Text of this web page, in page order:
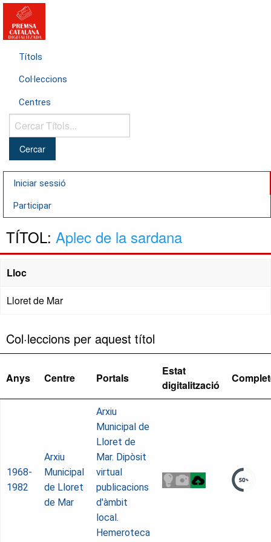
Títols
Col·leccions
Centres
Cercar
Títols...
Iniciar sessió
Participar
TÍTOL: Aplec de la sardana
Lloc
Lloret de Mar
Col·leccions per aquest títol
Anys Centre Portals
Estat
digitalització
1968-
1982
Arxiu
Municipal
de Lloret
de Mar
Arxiu
Municipal de
Lloret de
Mar. Dipòsit
virtual
publicacions
d'àmbit
local.
Hemeroteca